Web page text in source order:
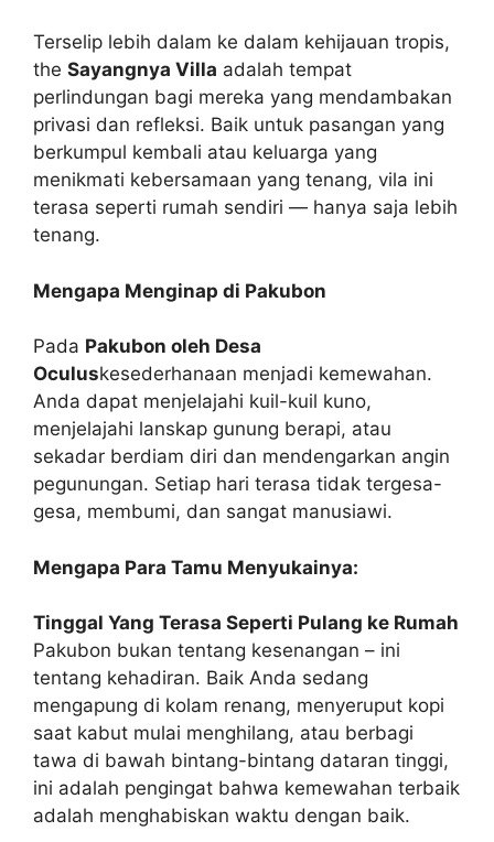
Terselip lebih dalam ke dalam kehijauan tropis,
the Sayangnya Villa adalah tempat
perlindungan bagi mereka yang mendambakan
privasi dan refleksi. Baik untuk pasangan yang
berkumpul kembali atau keluarga yang
menikmati kebersamaan yang tenang, vila ini
terasa seperti rumah sendiri — hanya saja lebih
tenang.
Mengapa Menginap di Pakubon
Pada Pakubon oleh Desa
Oculuskesederhanaan menjadi kemewahan.
Anda dapat menjelajahi kuil-kuil kuno,
menjelajahi lanskap gunung berapi, atau
sekadar berdiam diri dan mendengarkan angin
pegunungan. Setiap hari terasa tidak tergesa-
gesa, membumi, dan sangat manusiawi.
Mengapa Para Tamu Menyukainya:
Tinggal Yang Terasa Seperti Pulang ke Rumah
Pakubon bukan tentang kesenangan – ini
tentang kehadiran. Baik Anda sedang
mengapung di kolam renang, menyeruput kopi
saat kabut mulai menghilang, atau berbagi
tawa di bawah bintang-bintang dataran tinggi,
ini adalah pengingat bahwa kemewahan terbaik
adalah menghabiskan waktu dengan baik.